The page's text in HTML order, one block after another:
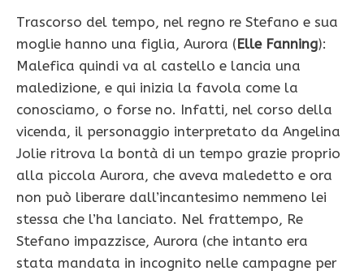
Trascorso del tempo, nel regno re Stefano e sua
moglie hanno una figlia, Aurora (Elle Fanning):
Malefica quindi va al castello e lancia una
maledizione, e qui inizia la favola come la
conosciamo, o forse no. Infatti, nel corso della
vicenda, il personaggio interpretato da Angelina
Jolie ritrova la bontà di un tempo grazie proprio
alla piccola Aurora, che aveva maledetto e ora
non può liberare dall’incantesimo nemmeno lei
stessa che l’ha lanciato. Nel frattempo, Re
Stefano impazzisce, Aurora (che intanto era
stata mandata in incognito nelle campagne per